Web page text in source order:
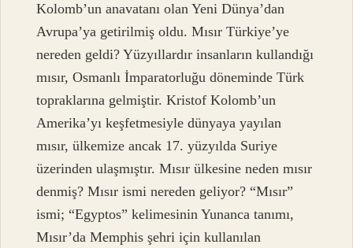
Kolomb’un anavatanı olan Yeni Dünya’dan
Avrupa’ya getirilmiş oldu. Mısır Türkiye’ye
nereden geldi? Yüzyıllardır insanların kullandığı
mısır, Osmanlı İmparatorluğu döneminde Türk
topraklarına gelmiştir. Kristof Kolomb’un
Amerika’yı keşfetmesiyle dünyaya yayılan
mısır, ülkemize ancak 17. yüzyılda Suriye
üzerinden ulaşmıştır. Mısır ülkesine neden mısır
denmiş? Mısır ismi nereden geliyor? “Mısır”
ismi; “Egyptos” kelimesinin Yunanca tanımı,
Mısır’da Memphis şehri için kullanılan